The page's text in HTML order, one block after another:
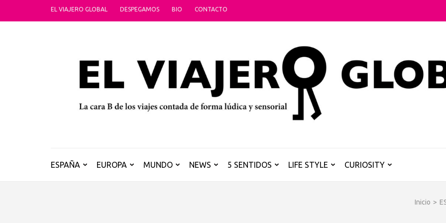
EL VIAJERO GLOBAL DESPEGAMOS BIO CONTACTO
ESPAÑA EUROPA MUNDO NEWS 5 SENTIDOS LIFE STYLE CURIOSITY
Inicio >